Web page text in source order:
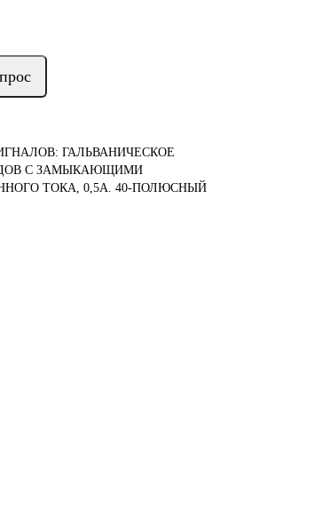
ГАЛЬВАНИЧЕСКОЕ
С ЗАМЫКАЮЩИМИ
ТОКА, 0,5A. 40-ПОЛЮСНЫЙ